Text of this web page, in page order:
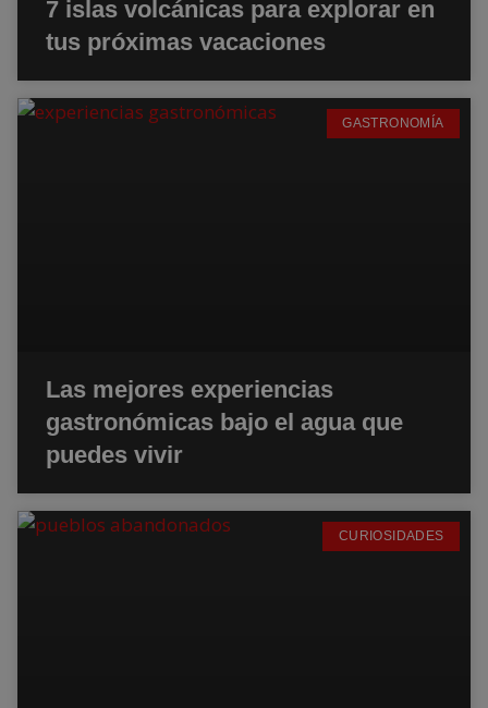
7 islas volcánicas para explorar en
tus próximas vacaciones
GASTRONOMÍA
Las mejores experiencias
gastronómicas bajo el agua que
puedes vivir
CURIOSIDADES